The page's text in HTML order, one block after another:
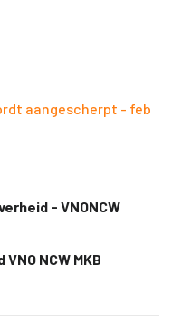
aangescherpt - feb
- VNONCW
NCW MKB